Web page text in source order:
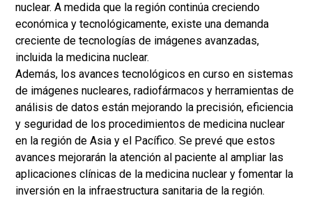
nuclear. A medida que la región continúa creciendo
económica y tecnológicamente, existe una demanda
creciente de tecnologías de imágenes avanzadas,
incluida la medicina nuclear.
Además, los avances tecnológicos en curso en sistemas
de imágenes nucleares, radiofármacos y herramientas de
análisis de datos están mejorando la precisión, eficiencia
y seguridad de los procedimientos de medicina nuclear
en la región de Asia y el Pacífico. Se prevé que estos
avances mejorarán la atención al paciente al ampliar las
aplicaciones clínicas de la medicina nuclear y fomentar la
inversión en la infraestructura sanitaria de la región.